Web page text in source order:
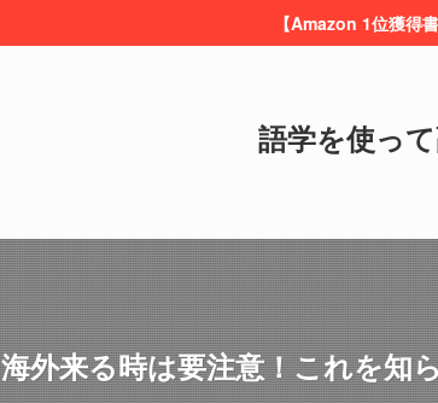
【Amazon 1位獲得
語学を使っ
海外来る時は要注意！これを知